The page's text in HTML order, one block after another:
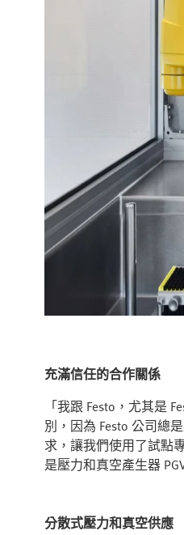
充滿信任的合作關係
「我跟 Festo，尤其是
別，因為 Festo 公司總
求，讓我們使用了試點
是壓力和真空產生器
分散式壓力和真空供應